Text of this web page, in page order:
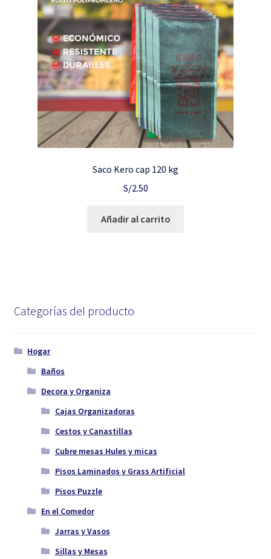
Saco Kero cap 120 kg
S/2.50
Añadir al carrito
Categorías del producto
Hogar
Baños
Decora y Organiza
Cajas Organizadoras
Cestos y Canastillas
Cubre mesas Hules y micas
Pisos Laminados y Grass Artificial
Pisos Puzzle
En el Comedor
Jarras y Vasos
Sillas y Mesas